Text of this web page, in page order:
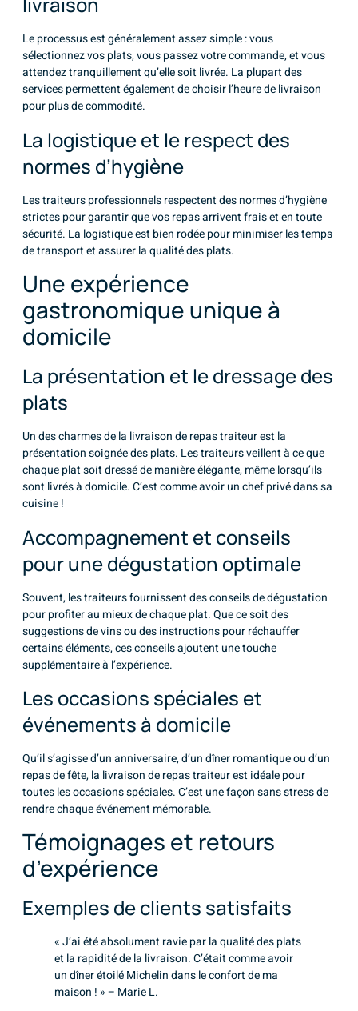
Le processus est généralement assez simple : vous
sélectionnez vos plats, vous passez votre commande, et vous
attendez tranquillement qu’elle soit livrée. La plupart des
services permettent également de choisir l’heure de livraison
pour plus de commodité.
La logistique et le respect des
normes d’hygiène
Les traiteurs professionnels respectent des normes d’hygiène
strictes pour garantir que vos repas arrivent frais et en toute
sécurité. La logistique est bien rodée pour minimiser les temps
de transport et assurer la qualité des plats.
Une expérience
gastronomique unique à
domicile
La présentation et le dressage des
plats
Un des charmes de la livraison de repas traiteur est la
présentation soignée des plats. Les traiteurs veillent à ce que
chaque plat soit dressé de manière élégante, même lorsqu’ils
sont livrés à domicile. C’est comme avoir un chef privé dans sa
cuisine !
Accompagnement et conseils
pour une dégustation optimale
Souvent, les traiteurs fournissent des conseils de dégustation
pour profiter au mieux de chaque plat. Que ce soit des
suggestions de vins ou des instructions pour réchauffer
certains éléments, ces conseils ajoutent une touche
supplémentaire à l’expérience.
Les occasions spéciales et
événements à domicile
Qu’il s’agisse d’un anniversaire, d’un dîner romantique ou d’un
repas de fête, la livraison de repas traiteur est idéale pour
toutes les occasions spéciales. C’est une façon sans stress de
rendre chaque événement mémorable.
Témoignages et retours
d’expérience
Exemples de clients satisfaits
« J’ai été absolument ravie par la qualité des plats
et la rapidité de la livraison. C’était comme avoir
un dîner étoilé Michelin dans le confort de ma
maison ! » – Marie L.